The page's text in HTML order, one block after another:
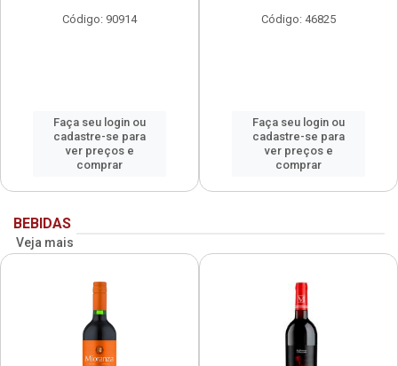
Código: 90914
Faça seu login ou
cadastre-se para
ver preços e
comprar
Código: 46825
Faça seu login ou
cadastre-se para
ver preços e
comprar
BEBIDAS
Veja mais